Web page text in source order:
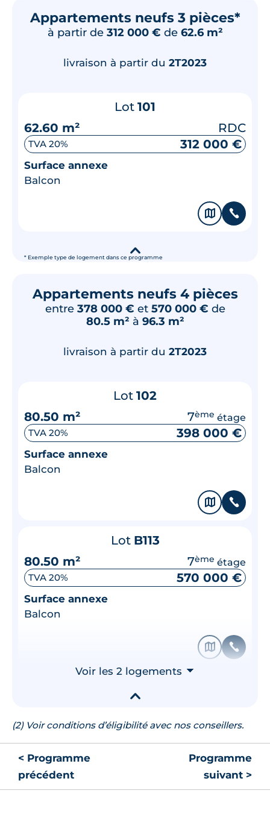
Appartements neufs 3 pièces*
à partir de 312 000 € de 62.6 m²
* Exemple type de logement dans ce programme
livraison à partir du 2T2023
Lot 101
62.60 m²
RDC
TVA 20% 312 000 €
Surface annexe
Balcon
🗞 📞
▾
Appartements neufs 4 pièces
entre 378 000 € et 570 000 € de
80.5 m² à 96.3 m²
livraison à partir du 2T2023
Lot 102
80.50 m²
7ème étage
TVA 20% 398 000 €
Surface annexe
Balcon
🗞 📞
Lot B113
80.50 m²
7ème étage
TVA 20% 570 000 €
Surface annexe
Balcon
🗞 📞
Voir les 2 logements ⮟
▾
(2) Voir conditions d’éligibilité avec nos conseillers.
< Programme
précédent
Programme
suivant >